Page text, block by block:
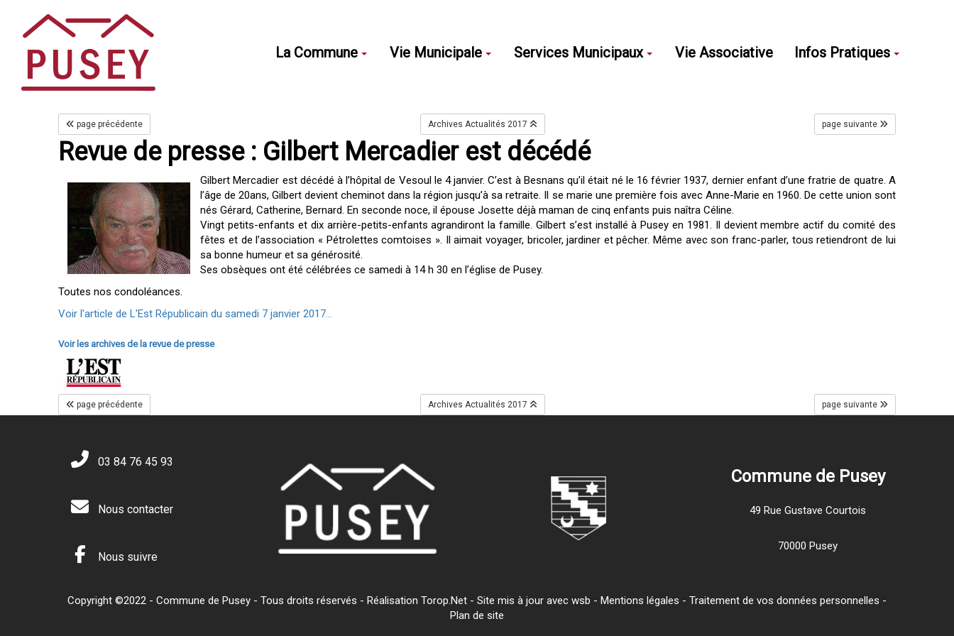
La Commune Vie Municipale Services Municipaux Vie Associative Infos Pratiques
page précédente Archives Actualités 2017 page suivante
Revue de presse : Gilbert Mercadier est décédé
Gilbert Mercadier est décédé à l’hôpital de Vesoul le 4 janvier. C’est à Besnans qu’il était né le 16 février 1937, dernier enfant d’une fratrie de quatre. A
l’âge de 20ans, Gilbert devient cheminot dans la région jusqu’à sa retraite. Il se marie une première fois avec Anne-Marie en 1960. De cette union sont
nés Gérard, Catherine, Bernard. En seconde noce, il épouse Josette déjà maman de cinq enfants puis naîtra Céline.
Vingt petits-enfants et dix arrière-petits-enfants agrandiront la famille. Gilbert s’est installé à Pusey en 1981. Il devient membre actif du comité des
fêtes et de l’association « Pétrolettes comtoises ». Il aimait voyager, bricoler, jardiner et pêcher. Même avec son franc-parler, tous retiendront de lui
sa bonne humeur et sa générosité.
Ses obsèques ont été célébrées ce samedi à 14 h 30 en l’église de Pusey.
Toutes nos condoléances.
Voir l'article de L'Est Républicain du samedi 7 janvier 2017...
Voir les archives de la revue de presse
page précédente Archives Actualités 2017 page suivante
03 84 76 45 93
Nous contacter
Nous suivre
Commune de Pusey
49 Rue Gustave Courtois
70000 Pusey
Copyright ©2022 - Commune de Pusey - Tous droits réservés - Réalisation Torop.Net - Site mis à jour avec wsb - Mentions légales - Traitement de vos données personnelles -
Plan de site